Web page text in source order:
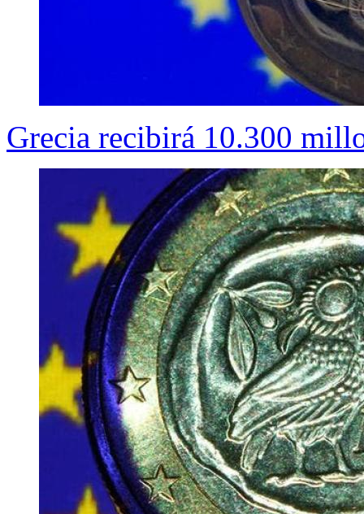
Grecia recibirá 10.300